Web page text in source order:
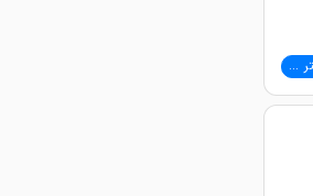
...